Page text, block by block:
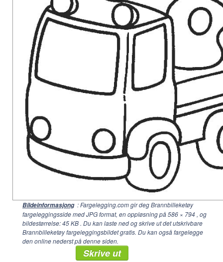
Bildeinformasjong : Fargelegging.com gir deg Brannbilleketøy
fargeleggingsside med JPG format, en oppløsning på586 × 794 , og
bildestørrelse: 45 KB . Du kan laste ned og skrive ut det utskrivbare
Brannbilleketøy fargeleggingsbildet gratis. Du kan også fargelegge
den online nederst på denne siden.
Skrive ut